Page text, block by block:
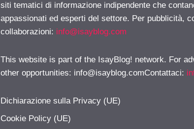
siti tematici di informazione indipendente che
appassionati ed esperti del settore. Per pubblicità,
collaborazioni: info@isayblog.com
This website is part of the IsayBlog! network. For
other opportunities: info@isayblog.comContattaci:
Dichiarazione sulla Privacy (UE)
Cookie Policy (UE)